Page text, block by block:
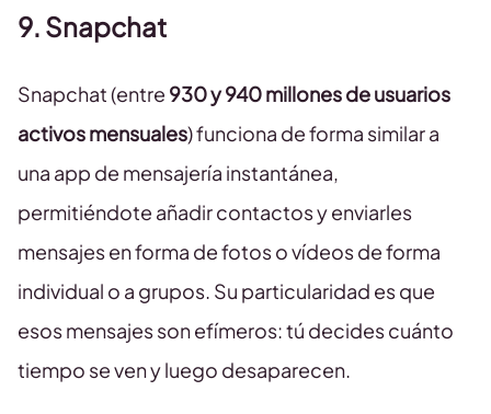
9. Snapchat
Snapchat (entre 930 y 940 millones de usuarios
activos mensuales) funciona de forma similar a
una app de mensajería instantánea,
permitiéndote añadir contactos y enviarles
mensajes en forma de fotos o vídeos de forma
individual o a grupos. Su particularidad es que
esos mensajes son efímeros: tú decides cuánto
tiempo se ven y luego desaparecen.